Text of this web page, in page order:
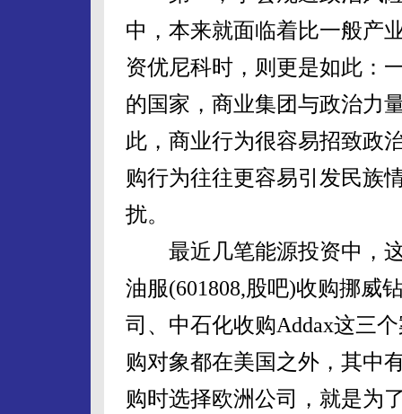
中，本来就面临着比一般产
资优尼科时，则更是如此：
的国家，商业集团与政治力
此，商业行为很容易招致政
购行为往往更容易引发民族
扰。
最近几笔能源投资中，这
油服(601808,股吧)收购挪威
司、中石化收购Addax这三
购对象都在美国之外，其中
购时选择欧洲公司，就是为